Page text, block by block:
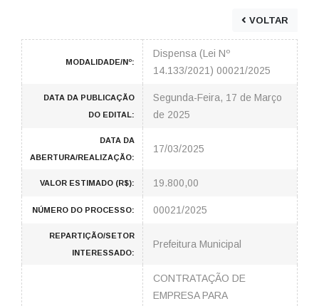
VOLTAR
MODALIDADE/Nº:
Dispensa (Lei Nº
14.133/2021) 00021/2025
DATA DA PUBLICAÇÃO
DO EDITAL:
Segunda-Feira, 17 de Março
de 2025
DATA DA
ABERTURA/REALIZAÇÃO:
17/03/2025
VALOR ESTIMADO (R$): 19.800,00
NÚMERO DO PROCESSO: 00021/2025
REPARTIÇÃO/SETOR
INTERESSADO:
Prefeitura Municipal
CONTRATAÇÃO DE
EMPRESA PARA